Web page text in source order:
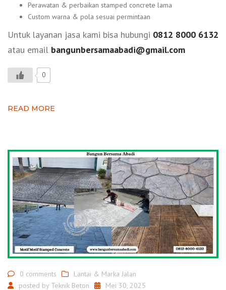
Perawatan & perbaikan stamped concrete lama
Custom warna & pola sesuai permintaan
Untuk layanan jasa kami bisa hubungi 0812 8000 6132
atau email bangunbersamaabadi@gmail.com
0
READ MORE
0 comments
Lantai & Marka Jalan
posted by Teknik Beton Mei 30, 2025